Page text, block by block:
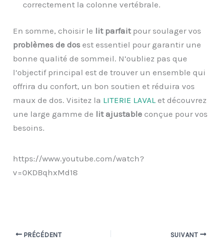
correctement la colonne vertébrale.
En somme, choisir le lit parfaitpour soulager vos
problèmes de dos est essentiel pour garantir une
bonne qualité de sommeil. N’oubliez pas que
l’objectif principal est de trouver un ensemble qui
offrira du confort, un bon soutien et réduira vos
maux de dos. Visitez la LITERIE LAVAL et découvrez
une large gamme de lit ajustable conçue pour vos
besoins.
https://www.youtube.com/watch?
v=0KDBqhxMd18
PRÉCÉDENT SUIVANT